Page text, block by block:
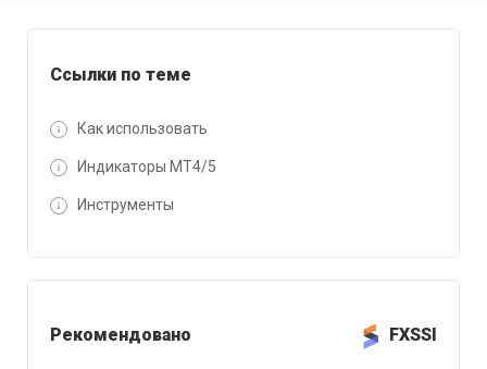
Ссылки по теме
Как использовать
Индикаторы MT4/5
Инструменты
Рекомендовано FXSSI